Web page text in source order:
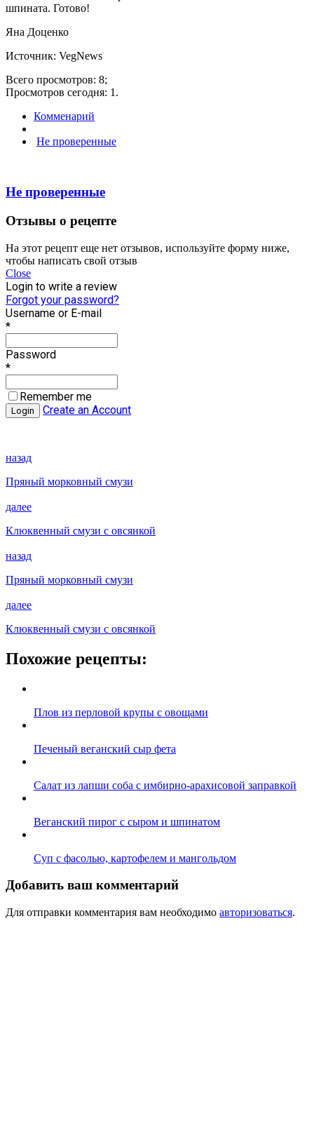
шпината. Готово!
Яна Доценко
Источник: VegNews
Всего просмотров: 8;
Просмотров сегодня: 1.
Комменарий
Не проверенные
Не проверенные
Отзывы о рецепте
На этот рецепт еще нет отзывов, используйте форму ниже,
чтобы написать свой отзыв
Close
Login to write a review
Forgot your password?
Username or E-mail
*
Password
*
Remember me
Create an Account
назад
Пряный морковный смузи
далее
Клюквенный смузи с овсянкой
назад
Пряный морковный смузи
далее
Клюквенный смузи с овсянкой
Похожие рецепты:
Плов из перловой крупы с овощами
Печеный веганский сыр фета
Салат из лапши соба с имбирно-арахисовой заправкой
Веганский пирог с сыром и шпинатом
Суп с фасолью, картофелем и мангольдом
Добавить ваш комментарий
Для отправки комментария вам необходимо авторизоваться.